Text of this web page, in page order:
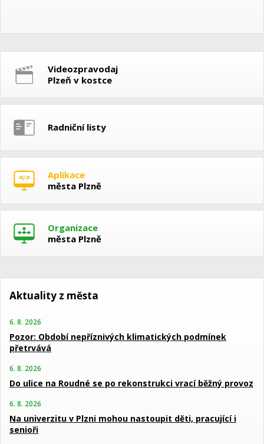
Videozpravodaj
Plzeň v kostce
Radniční listy
Aplikace
města Plzně
Organizace
města Plzně
Aktuality z města
6. 8. 2026
Pozor: Období nepříznivých klimatických podmínek
přetrvává
6. 8. 2026
Do ulice na Roudné se po rekonstrukci vrací běžný provoz
6. 8. 2026
Na univerzitu v Plzni mohou nastoupit děti, pracující i
senioři